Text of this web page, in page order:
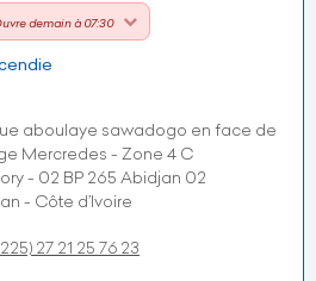
demain à 07:30
aboulaye sawadogo en face de
Mercredes - Zone 4 C
- 02 BP 265 Abidjan 02
- Côte d’Ivoire
27 21 25 76 23